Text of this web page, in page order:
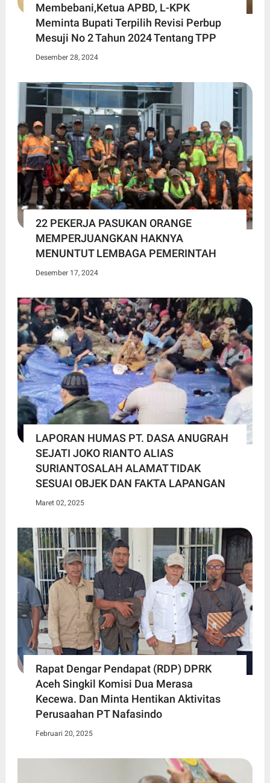
Membebani,Ketua APBD, L-KPK
Meminta Bupati Terpilih Revisi Perbup
Mesuji No 2 Tahun 2024 Tentang TPP
Desember 28, 2024
22 PEKERJA PASUKAN ORANGE
MEMPERJUANGKAN HAKNYA
MENUNTUT LEMBAGA PEMERINTAH
Desember 17, 2024
LAPORAN HUMAS PT. DASA ANUGRAH
SEJATI JOKO RIANTO ALIAS
SURIANTOSALAH ALAMAT TIDAK
SESUAI OBJEK DAN FAKTA LAPANGAN
Maret 02, 2025
Rapat Dengar Pendapat (RDP) DPRK
Aceh Singkil Komisi Dua Merasa
Kecewa. Dan Minta Hentikan Aktivitas
Perusaahan PT Nafasindo
Februari 20, 2025